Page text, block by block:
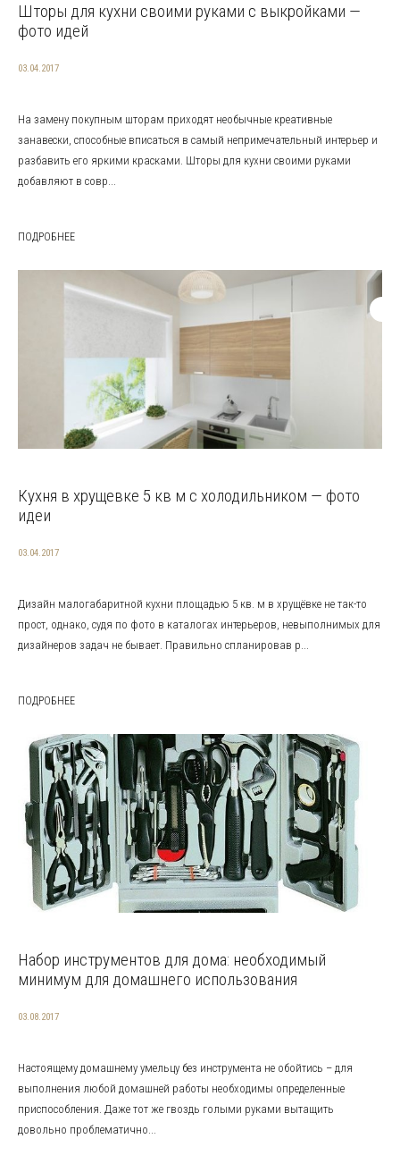
Шторы для кухни своими руками с выкройками —
фото идей
03.04.2017
На замену покупным шторам приходят необычные креативные
занавески, способные вписаться в самый непримечательный интерьер и
разбавить его яркими красками. Шторы для кухни своими руками
добавляют в совр...
ПОДРОБНЕЕ
Кухня в хрущевке 5 кв м с холодильником — фото
идеи
03.04.2017
Дизайн малогабаритной кухни площадью 5 кв. м в хрущёвке не так-то
прост, однако, судя по фото в каталогах интерьеров, невыполнимых для
дизайнеров задач не бывает. Правильно спланировав р...
ПОДРОБНЕЕ
Набор инструментов для дома: необходимый
минимум для домашнего использования
03.08.2017
Настоящему домашнему умельцу без инструмента не обойтись – для
выполнения любой домашней работы необходимы определенные
приспособления. Даже тот же гвоздь голыми руками вытащить
довольно проблематично...